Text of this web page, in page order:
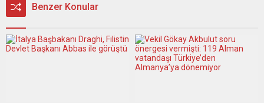
Benzer Konular